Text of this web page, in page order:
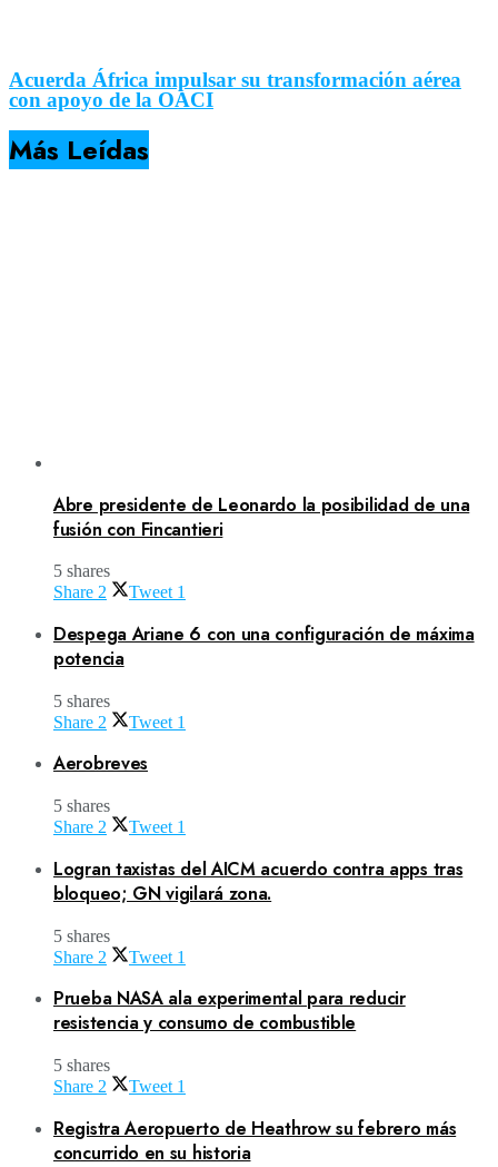
Acuerda África impulsar su transformación aérea
con apoyo de la OACI
Más Leídas
Abre presidente de Leonardo la posibilidad de una
fusión con Fincantieri
5 shares
Share 2 Tweet 1
Despega Ariane 6 con una configuración de máxima
potencia
5 shares
Share 2 Tweet 1
Aerobreves
5 shares
Share 2 Tweet 1
Logran taxistas del AICM acuerdo contra apps tras
bloqueo; GN vigilará zona.
5 shares
Share 2 Tweet 1
Prueba NASA ala experimental para reducir
resistencia y consumo de combustible
5 shares
Share 2 Tweet 1
Registra Aeropuerto de Heathrow su febrero más
concurrido en su historia